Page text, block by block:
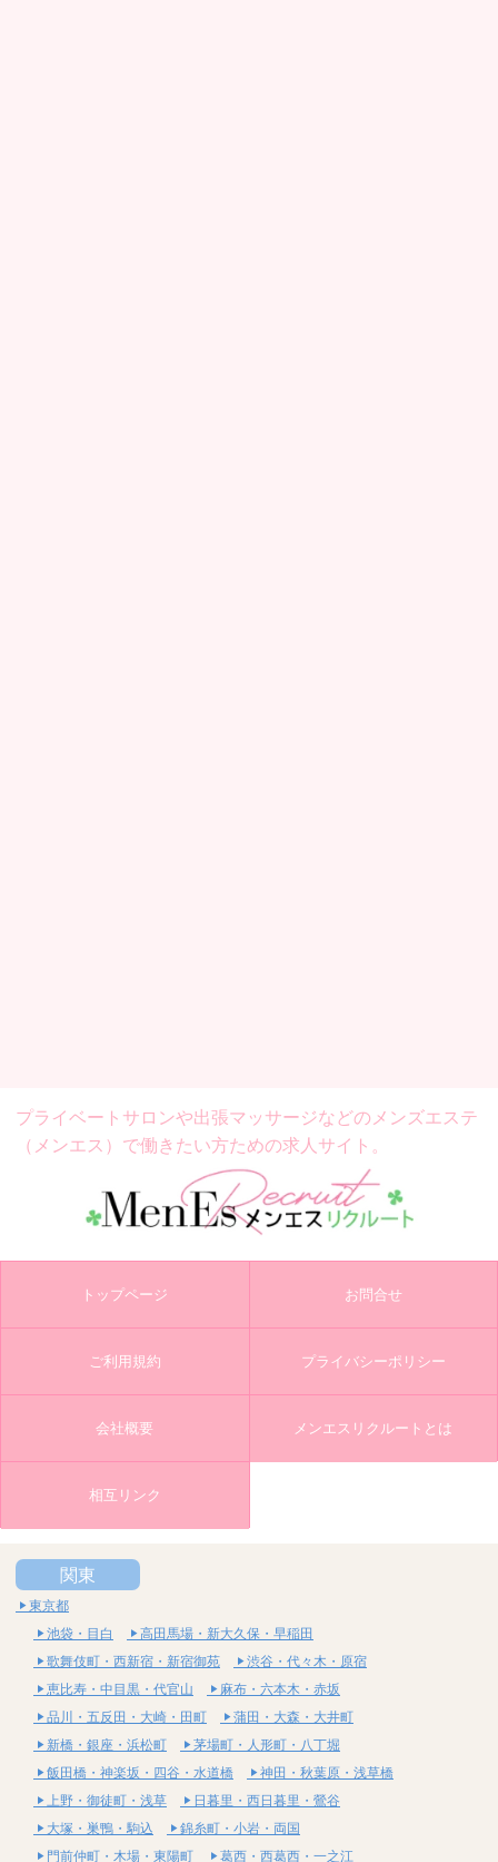
プライベートサロンや出張マッサージなどの メンズエステ
（メンエス）で働きたい方ための求人サイト。
トップページ お問合せ
ご利用規約 プライバシーポリシー
会社概要 メンエスリクルートとは
相互リンク
関東
東京都
池袋・目白
高田馬場・新大久保・早稲田
歌舞伎町・西新宿・新宿御苑
渋谷・代々木・原宿
恵比寿・中目黒・代官山
麻布・六本木・赤坂
品川・五反田・大崎・田町
蒲田・大森・大井町
新橋・銀座・浜松町
茅場町・人形町・八丁堀
飯田橋・神楽坂・四谷・水道橋
神田・秋葉原・浅草橋
上野・御徒町・浅草
日暮里・西日暮里・鶯谷
大塚・巣鴨・駒込
錦糸町・小岩・両国
門前仲町・木場・東陽町
葛西・西葛西・一之江